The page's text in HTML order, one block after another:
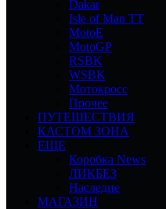
Dakar
Isle of Man TT
MotoE
MotoGP
RSBK
WSBK
Мотокросс
Прочее
ПУТЕШЕСТВИЯ
КАСТОМ ЗОНА
ЕЩЕ
Коробка News
ЛИКБЕЗ
Наследие
МАГАЗИН